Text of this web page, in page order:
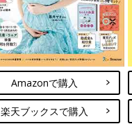
Amazonで購入
楽天ブックスで購入